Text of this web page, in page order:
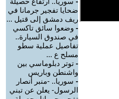
ضحايا تفجير جرمانا في
ريف دمشق إلى قتيل ...
- وضعوا سائق تاكسي
في صندوق السيارة..
تفاصيل عملية سطو
مسلح ع ...
- توتر دبلوماسي بين
واشنطن وباريس
- سوريا.. -منبر أنصار
الرسول- يعلن عن تبني